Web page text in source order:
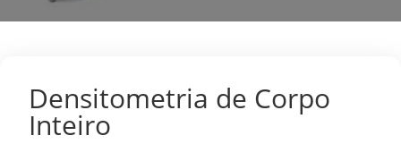
Densitometria de Corpo
Inteiro